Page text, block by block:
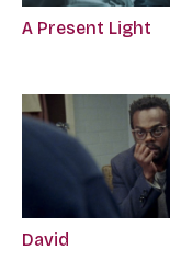
A Present Light
David